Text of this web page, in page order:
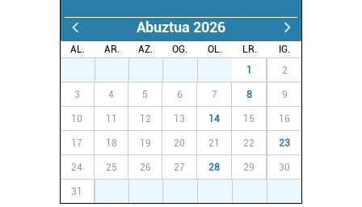
Abuztua 2026
AL. AR. AZ. OG. OL. LR.
IG.
1 2
3 4 5 6 7 8 9
10 11 12 13 14 15 16
17 18 19 20 21 22 23
24 25 26 27 28 29 30
31